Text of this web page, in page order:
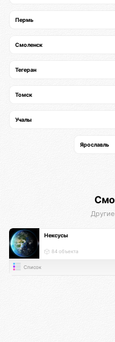
Пермь
Смоленск
Тегеран
Томск
Учалы
Ярославль
Нексусы
84 объекта
Список